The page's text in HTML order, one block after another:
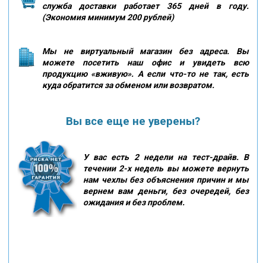
служба доставки работает 365 дней в году.
(Экономия минимум 200 рублей)
Мы не виртуальный магазин без адреса. Вы
можете посетить наш офис и увидеть всю
продукцию «вживую». А если что-то не так, есть
куда обратится за обменом или возвратом.
Вы все еще не уверены?
У вас есть 2 недели на тест-драйв. В
течении 2-х недель вы можете вернуть
нам чехлы без объяснения причин и мы
вернем вам деньги, без очередей, без
ожидания и без проблем.